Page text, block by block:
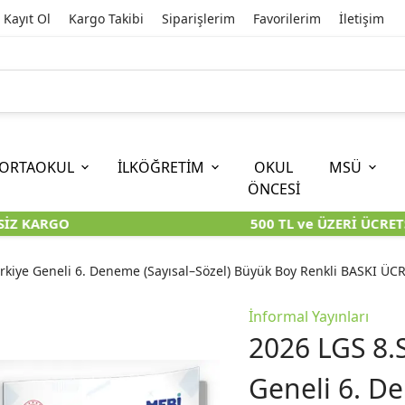
Kayıt Ol Kargo Takibi Siparişlerim Favorilerim İletişim
11. SINIF
KARA KUTU KİTAPLARI
TYT
KARA
EĞİTİM BİLİMLERİ
KARA KUTU KİTAPLARI
LİSANS
KARA
ORTAOKUL
6. SINIF (İOKBS)
KARA KUTU KİTAPLARI
İLKÖĞRETİM
OKUL
ÖNCESİ
MSÜ
KARGO 500 TL ve ÜZERİ
Geneli 6. Deneme (Sayısal–Sözel) Büyük Boy Renkli BASKI
İnformal Yayınları
2026 LGS
Geneli 6.